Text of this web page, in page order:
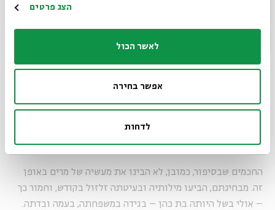
הצג פרטים
לאשר הכול
אפשר בחירה
לדחות
גם את בעיטתה של מרים במזבח ניתן להבין כחלק מתפילה,
כהשתתפות פעילה של הגוף כולו בפנייה לאלוהים. את הכעס
שבתביעת הצדק שלה מאלוהים היא מביעה לא רק בפיה, אלא בכל
וכששמעו חכמים בדבר קבעו את טבעתה, וסתמו את חלונה
–
החכמים שבסיפור, כמובן, לא הבינו את מעשיה של מרים באופן
זה. מבחינתם, הביעו מילותיה ובעיטתה זלזול בקודש, וחמור כך
– אולי בשל היותה בת כהן – בגידה במשפחתה, בעמה ובדתה.